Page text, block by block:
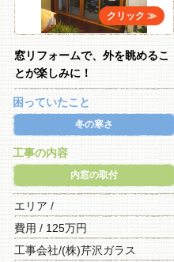
窓リフォームで、外を眺めるこ
とが楽しみに！
困っていたこと
冬の寒さ
工事の内容
内窓の取付
エリア /
費用 / 125万円
工事会社/(株)芹沢ガラス